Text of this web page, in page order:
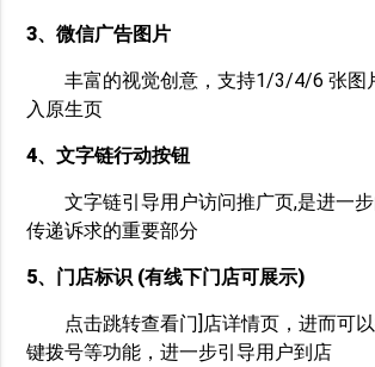
3、微信广告图片
丰富的视觉创意，支持1/3/4/6 张图
入原生页
4、文字链行动按钮
文字链引导用户访问推广页,是进一
传递诉求的重要部分
5、门店标识 (有线下门店可展示)
点击跳转查看门]店详情页，进而可
键拨号等功能，进一步引导用户到店